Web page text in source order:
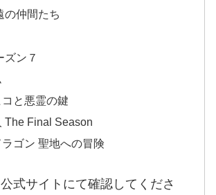
の仲間たち
ズン７
と悪霊の鍵
The Final Season
ラゴン 聖地への冒険
式サイトにて確認してくださ